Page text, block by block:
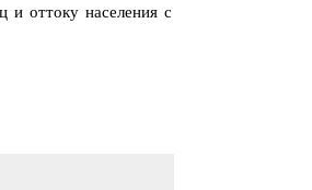
и оттоку населения с